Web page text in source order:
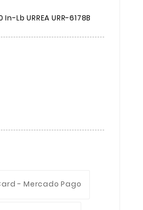
URREA URR-6178B
- Mercado Pago